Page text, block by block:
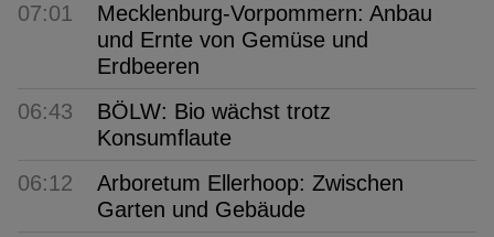
07:01
Mecklenburg-Vorpommern: Anbau
und Ernte von Gemüse und
Erdbeeren
06:43
BÖLW: Bio wächst trotz
Konsumflaute
06:12
Arboretum Ellerhoop: Zwischen
Garten und Gebäude